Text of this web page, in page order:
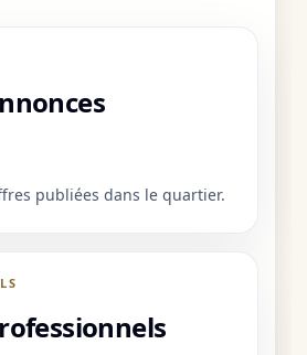
publiées dans le quartier.